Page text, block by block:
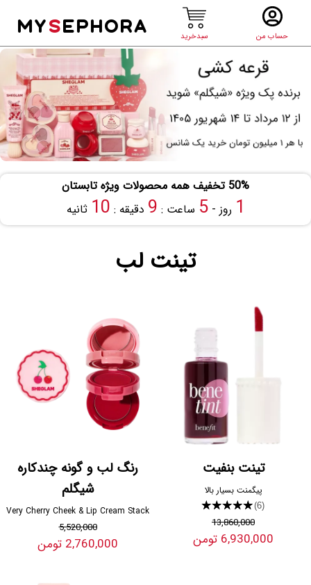
حساب من سبدخرید
MYSEPHORA
50% تخفیف همه محصولات ویژه تابستان
1روز -5ساعت :9دقیقه :9 ثانیه
تینت لب
تینت بنفیت
پیگمنت بسیار بالا
★★★★★(6)
13,860,000
6,930,000 تومن
رنگ لب و گونه چندکاره
شیگلم
Very Cherry Cheek & Lip Cream Stack
5,520,000
2,760,000 تومن